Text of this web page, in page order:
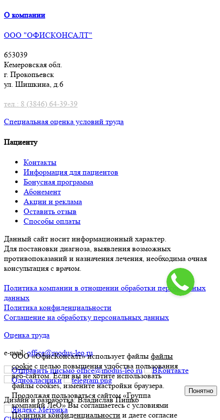
О компании
ООО "ОФИСКОНСАЛТ"
653039
Кемеровская обл.
г. Прокопьевск
ул. Шишкина, д.6
тел.: 8 (3846) 64-39-39
Специальная оценка условий труда
Пациенту
Контакты
Информация для пациентов
Бонусная программа
Абонемент
Акции и реклама
Оставить отзыв
Способы оплаты
Данный сайт носит информационный характер.
Для постановки диагноза, выявления возможных
противопоказаний и назначения лечения, необходима очная
консультация с врачом.
Политика компании в отношении обработки персональных
данных
Политика конфиденциальности
Соглашение на обработку персональных данных
Оценка труда
e-mail:office@modus-leo.ru
Дизайн и разработка: Владислав Пишко
ООО «ОфисКонсалт» использует файлыфайлы
cookie с целью повышения удобства пользования
веб-сайтом. Если вы не хотите использовать
файлы cookies, измените настройки браузера.
Продолжая пользоваться сайтом «Группа
компаний ЛеО» Вы соглашаетесь с условиями
Политики конфиденциальности и даете согласие
Понятно